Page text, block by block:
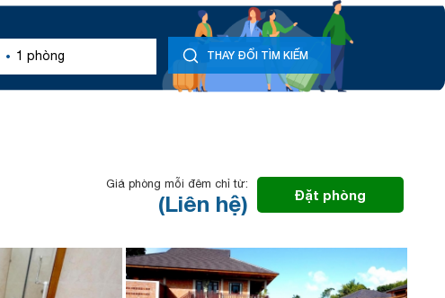
· 1 phòng THAY ĐỔI TÌM KIẾM
Giá phòng mỗi đêm chỉ từ:
(Liên hệ) Đặt phòng